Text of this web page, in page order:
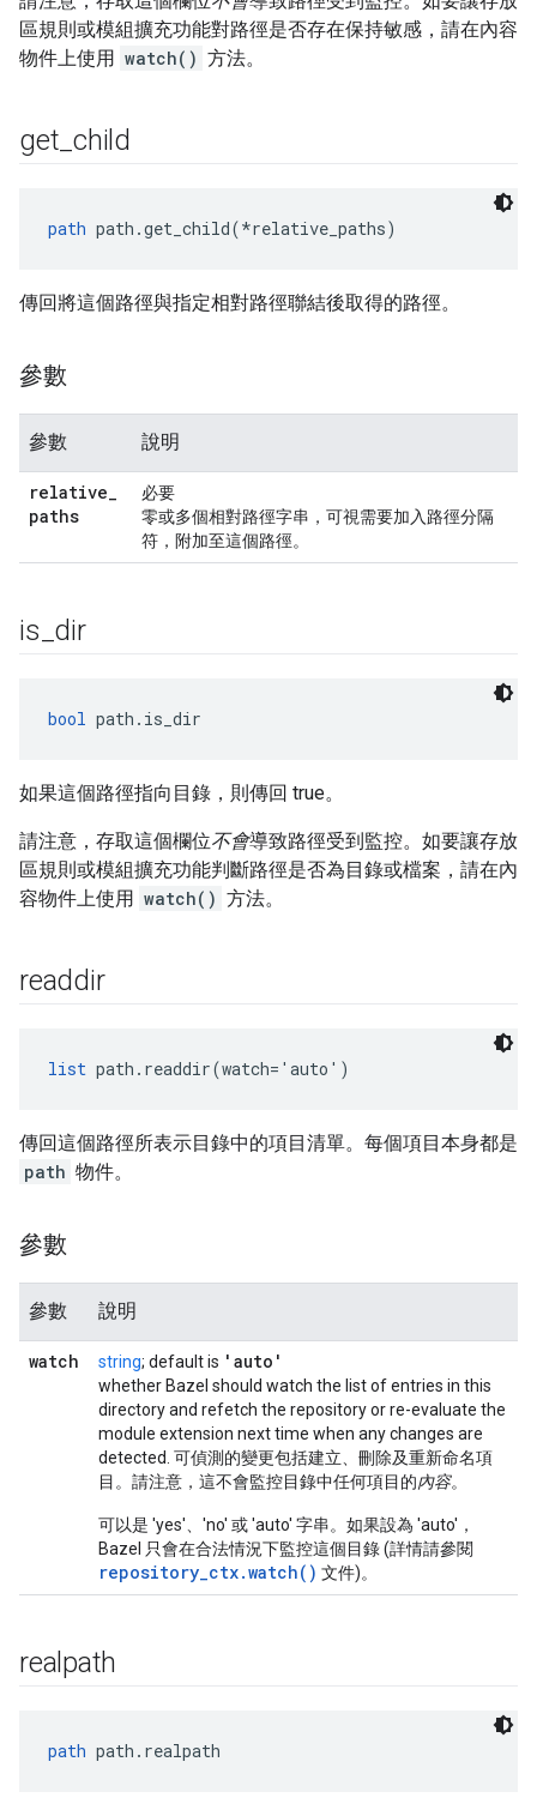
區規則或模組擴充功能對路徑是否存在保持敏感，請在內容
物件上使用 watch() 方法。
get _child
path path.get_child(*relative_paths)
傳回將這個路徑與指定相對路徑聯結後取得的路徑。
參數
參數 說明
relative_
paths
必要
零或多個相對路徑字串，可視需要加入路徑分隔
符，附加至這個路徑。
is dir
bool path.is_dir
如果這個路徑指向目錄，則傳回 true。
請注意，存取這個欄位不會導致路徑受到監控。如要讓存放
區規則或模組擴充功能判斷路徑是否為目錄或檔案，請在內
容物件上使用 watch() 方法。
readdir
list path.readdir(watch='auto')
傳回這個路徑所表示目錄中的項目清單。每個項目本身都是
path 物件。
參數
參數 說明
watch string; default is 'auto'
whether Bazel should watch the list of entries in this
directory and refetch the repository or re-evaluate the
module extension next time when any changes are
detected. 可偵測的變更包括建立、刪除及重新命名項
目。請注意，這不會監控目錄中任何項目的內容。
可以是 'yes'、'no' 或 'auto' 字串。如果設為 'auto'，
Bazel 只會在合法情況下監控這個目錄 (詳情請參閱
repository_ctx.watch() 文件)。
realpath
path path.realpath